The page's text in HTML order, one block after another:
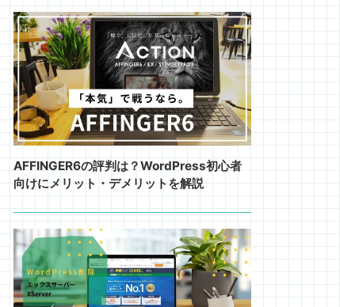
AFFINGER6の評判は？WordPress初心者
向けにメリット・デメリットを解説